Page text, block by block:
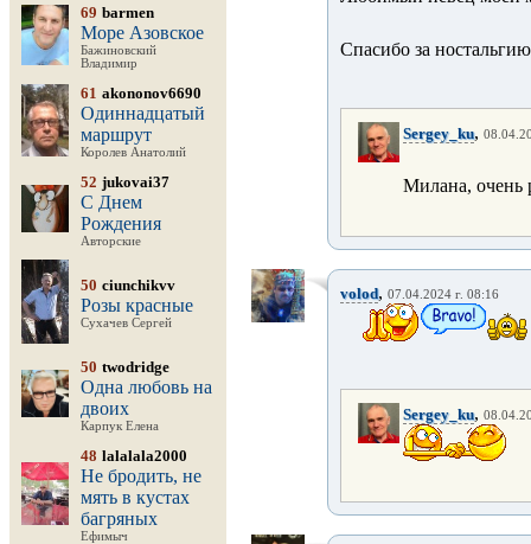
69 barmen
Море Азовское
Бажиновский
Владимир
61 akononov6690
Одиннадцатый
маршрут
Королев Анатолий
52 jukovai37
С Днем
Рождения
Авторские
50 ciunchikvv
Розы красные
Сухачев Сергей
50 twodridge
Одна любовь на
двоих
Карпук Елена
48 lalalala2000
Не бродить, не
мять в кустах
багряных
Ефимыч
Спасибо за
Sergey_ku,
Милана, очень
volod, 07.04.2024 г. 08:16
Sergey_ku,